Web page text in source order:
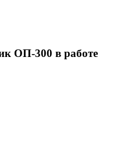
ОП-300 в работе